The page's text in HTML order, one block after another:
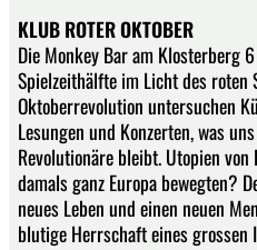
KLUB ROTER OKTOBER
Die Monkey Bar am Klosterberg
Spielzeithälfte im Licht des roten
Oktoberrevolution untersuchen
Lesungen und Konzerten, was
Revolutionäre bleibt. Utopien
damals ganz Europa bewegten?
neues Leben und einen neuen
blutige Herrschaft eines